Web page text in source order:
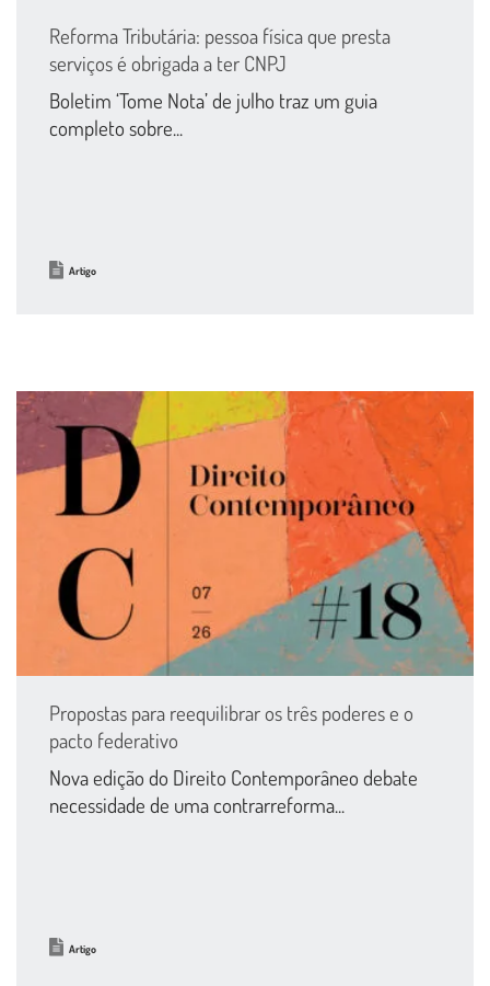
Reforma Tributária: pessoa física que presta
serviços é obrigada a ter CNPJ
Boletim ‘Tome Nota’ de julho traz um guia
completo sobre...
Artigo
Propostas para reequilibrar os três poderes e o
pacto federativo
Nova edição do Direito Contemporâneo debate
necessidade de uma contrarreforma...
Artigo